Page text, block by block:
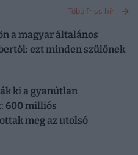
Több friss hír
a magyar általános
ezt minden szülőnek
ki a gyanútlan
600 milliós
meg az utolsó